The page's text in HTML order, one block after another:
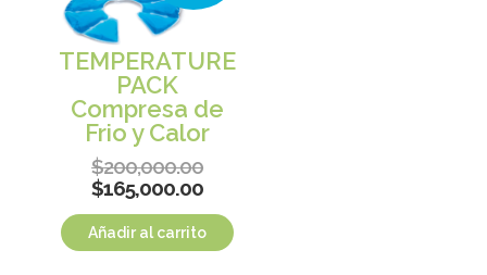
TEMPERATURE
PACK
Compresa de
Frio y Calor
$200,000.00
$165,000.00
Añadir al carrito